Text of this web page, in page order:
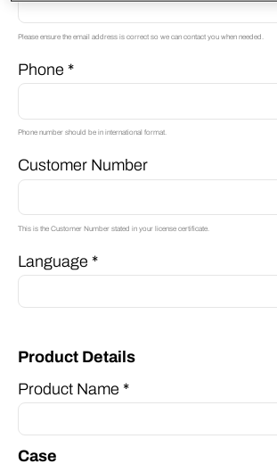
Please ensure the email address is correct so we can contact you when needed.
Phone *
Phone number should be in international format.
Customer Number
This is the Customer Number stated in your license certificate.
Language *
Product Details
Product Name *
Case